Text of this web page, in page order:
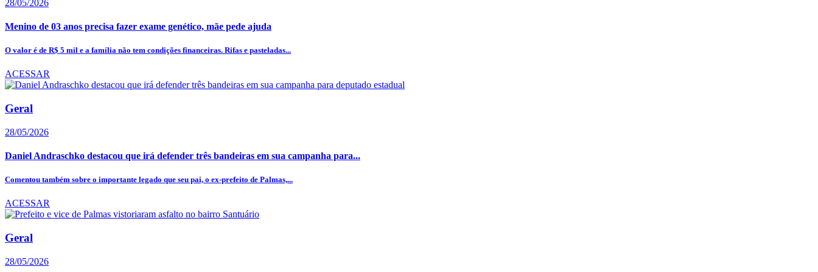
28/05/2026
Menino de 03 anos precisa fazer exame genético, mãe pede ajuda
O valor é de R$ 5 mil e a família não tem condições financeiras. Rifas e pasteladas...
ACESSAR
Geral
28/05/2026
Daniel Andraschko destacou que irá defender três bandeiras em sua campanha para...
Comentou também sobre o importante legado que seu pai, o ex-prefeito de Palmas,...
ACESSAR
Geral
28/05/2026